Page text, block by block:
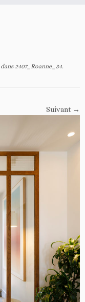
2407_Roanne_34.
Suivant →